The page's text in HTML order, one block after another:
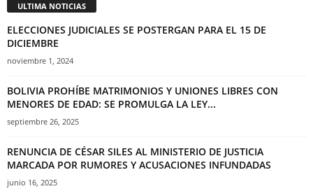
ULTIMA NOTICIAS
ELECCIONES JUDICIALES SE POSTERGAN PARA EL 15 DE
DICIEMBRE
noviembre 1, 2024
BOLIVIA PROHÍBE MATRIMONIOS Y UNIONES LIBRES CON
MENORES DE EDAD: SE PROMULGA LA LEY...
septiembre 26, 2025
RENUNCIA DE CÉSAR SILES AL MINISTERIO DE JUSTICIA
MARCADA POR RUMORES Y ACUSACIONES INFUNDADAS
junio 16, 2025